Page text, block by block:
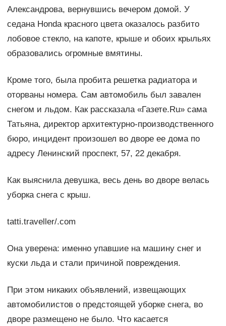
Александрова, вернувшись вечером домой. У
седана Honda красного цвета оказалось разбито
лобовое стекло, на капоте, крыше и обоих крыльях
образовались огромные вмятины.
Кроме того, была пробита решетка радиатора и
оторваны номера. Сам автомобиль был завален
снегом и льдом. Как рассказала «Газете.Ru» сама
Татьяна, директор архитектурно-производственного
бюро, инцидент произошел во дворе ее дома по
адресу Ленинский проспект, 57, 22 декабря.
Как выяснила девушка, весь день во дворе велась
уборка снега с крыш.
tatti.traveller/.com
Она уверена: именно упавшие на машину снег и
куски льда и стали причиной повреждения.
При этом никаких объявлений, извещающих
автомобилистов о предстоящей уборке снега, во
дворе размещено не было. Что касается